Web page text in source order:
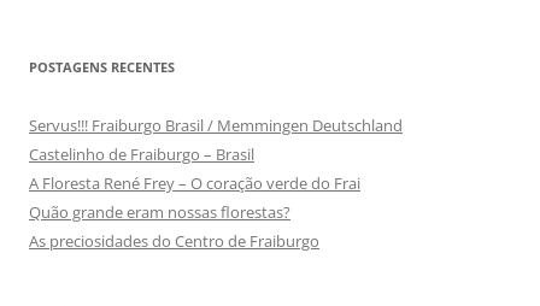
POSTAGENS RECENTES
Servus!!! Fraiburgo Brasil / Memmingen Deutschland
Castelinho de Fraiburgo – Brasil
A Floresta René Frey – O coração verde do Frai
Quão grande eram nossas florestas?
As preciosidades do Centro de Fraiburgo